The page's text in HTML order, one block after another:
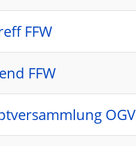
FFW
FFW
OGV